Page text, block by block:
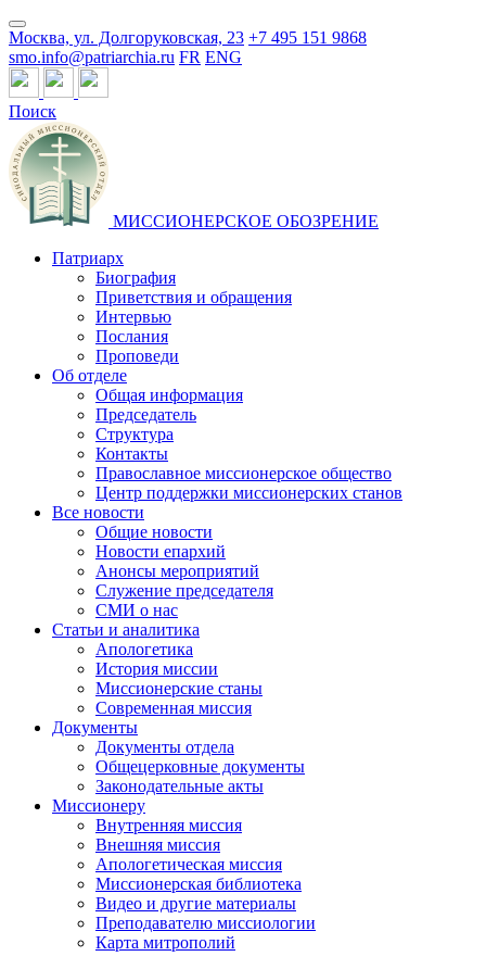
Москва, ул. Долгоруковская, 23 +7 495 151 9868
smo.info@patriarchia.ru FR ENG
Поиск
МИССИОНЕРСКОЕ ОБОЗРЕНИЕ
Патриарх
Биография
Приветствия и обращения
Интервью
Послания
Проповеди
Об отделе
Общая информация
Председатель
Структура
Контакты
Православное миссионерское общество
Центр поддержки миссионерских станов
Все новости
Общие новости
Новости епархий
Анонсы мероприятий
Служение председателя
СМИ о нас
Статьи и аналитика
Апологетика
История миссии
Миссионерские станы
Современная миссия
Документы
Документы отдела
Общецерковные документы
Законодательные акты
Миссионеру
Внутренняя миссия
Внешняя миссия
Апологетическая миссия
Миссионерская библиотека
Видео и другие материалы
Преподавателю миссиологии
Карта митрополий